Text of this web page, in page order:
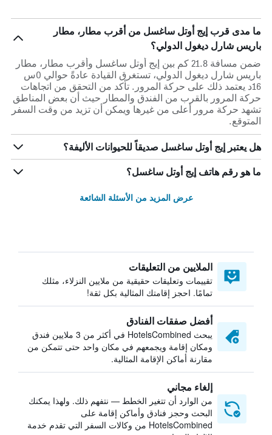
ما مدى قرب إيج أوتل ساغسل من أقرب مطار، مطار
باريس شارل ديغول الدولي؟
ضمن مسافة 21.8 كم بين إيج أوتل ساغسل وأقرب مطار، مطار
باريس شارل ديغول الدولي، تستغرق القيادة عادةً حوالي 0س
16د يعتمد ذلك على حركة المرور. تأكد من التحقق من اتجاهات
حركة المرور بالقرب من الفندق والمطار حيث أن بعض المناطق
تشهد حركة مرور أعلى من غيرها ويمكن أن تزيد من وقت السفر
المتوقع.
هل يعتبر إيج أوتل ساغسل صديقاً للحيوانات الأليفة؟
ما هو رقم هاتف إيج أوتل ساغسل؟
عرض المزيد من الأسئلة الشائعة
الملايين من التعليقات
تقييمات وتعليقات حقيقية من ملايين النزلاء، مثلك
تمامًا. احجز إقامتك المثالية بكل ثقة!
أفضل صفقات الفنادق
يبحث HotelsCombined في أكثر من 3 ملايين فندق
ومكان إقامة ويجمعهم في مكان واحد حتى تتمكن من
مقارنة أماكن الإقامة المثالية.
إلغاء مجاني
من الوارد أن تتغير الخطط — نتفهم ذلك. ولهذا يمكنك
البحث وحجز فنادق وأماكن إقامة على
HotelsCombined من وكالات السفر التي تقدم خدمة